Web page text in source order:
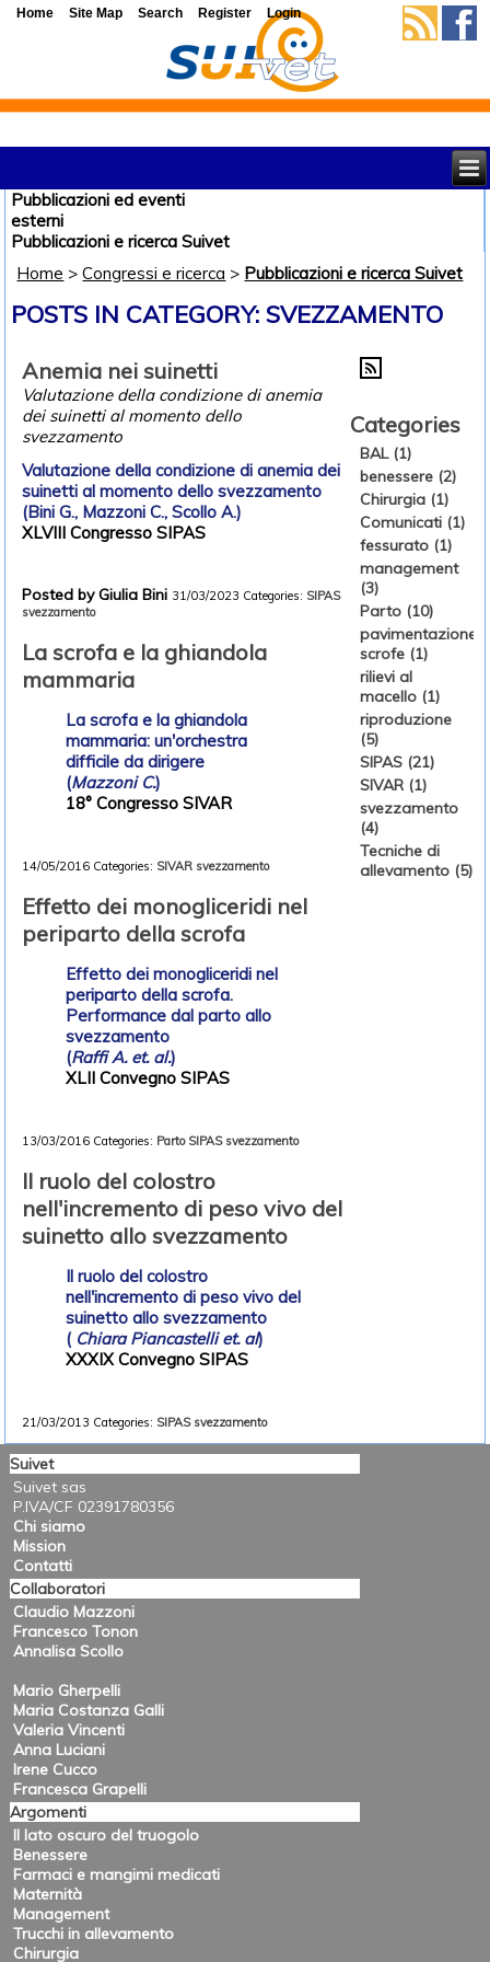
Pubblicazioni ed eventi
esterni
Pubblicazioni e ricerca Suivet
Home >Congressi e ricerca > Pubblicazioni e ricerca Suivet
POSTS IN CATEGORY: SVEZZAMENTO
Anemia nei suinetti
Valutazione della condizione di anemia
dei suinetti al momento dello
svezzamento
Valutazione della condizione di anemia dei
suinetti al momento dello svezzamento
(Bini G., Mazzoni C., Scollo A.)
XLVIII Congresso SIPAS
Posted by Giulia Bini 31/03/2023 Categories: SIPAS
svezzamento
La scrofa e la ghiandola
mammaria
La scrofa e la ghiandola
mammaria: un'orchestra
difficile da dirigere
(Mazzoni C.)
18° Congresso SIVAR
14/05/2016 Categories: SIVAR svezzamento
Effetto dei monogliceridi nel
periparto della scrofa
Effetto dei monogliceridi nel
periparto della scrofa.
Performance dal parto allo
svezzamento
(Raffi A. et. al.)
XLII Convegno SIPAS
13/03/2016 Categories: Parto SIPAS svezzamento
Il ruolo del colostro
nell'incremento di peso vivo del
suinetto allo svezzamento
Il ruolo del colostro
nell'incremento di peso vivo del
suinetto allo svezzamento
(Chiara Piancastelli et. al)
XXXIX Convegno SIPAS
21/03/2013 Categories: SIPAS svezzamento
Categories
BAL (1)
benessere (2)
Chirurgia (1)
Comunicati (1)
fessurato (1)
management
(3)
Parto (10)
pavimentazione
scrofe (1)
rilievi al
macello (1)
riproduzione
(5)
SIPAS (21)
SIVAR (1)
svezzamento
(4)
Tecniche di
allevamento (5)
Suivet
Suivet sas
P.IVA/CF 02391780356
Chi siamo
Mission
Contatti
Collaboratori
Claudio Mazzoni
Francesco Tonon
Annalisa Scollo
Mario Gherpelli
Maria Costanza Galli
Valeria Vincenti
Anna Luciani
Irene Cucco
Francesca Grapelli
Argomenti
Il lato oscuro del truogolo
Benessere
Farmaci e mangimi medicati
Maternità
Management
Trucchi in allevamento
Chirurgia
Home Site Map Search Register Login